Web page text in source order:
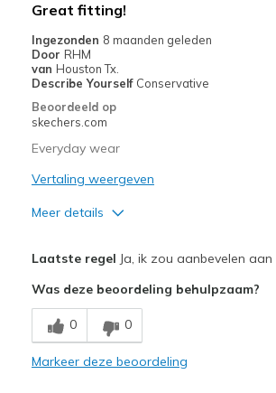
View On Shoes
Shoes are for Wearing
Great fitting!
Ingezonden 8 maanden geleden
Door RHM
van Houston Tx.
Describe Yourself Conservative
Beoordeeld op
skechers.com
Everyday wear
Vertaling weergeven
Meer details
Stylish
Minpunten
No cons at this time
Laatste regel Ja, ik zou aanbevelen
Was deze beoordeling behulpzaam?
0 0
Markeer deze beoordeling